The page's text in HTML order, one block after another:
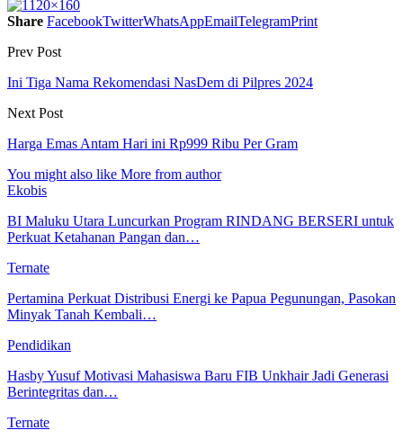
Share FacebookTwitterWhatsAppEmailTelegramPrint
Prev Post
Ini Tiga Nama Rekomendasi NasDem di Pilpres 2024
Next Post
Harga Emas Antam Hari ini Rp999 Ribu Per Gram
You might also like More from author
Ekobis
BI Maluku Utara Luncurkan Program RINDANG BERSERI untuk
Perkuat Ketahanan Pangan dan…
Ternate
Pertamina Perkuat Distribusi Energi ke Papua Pegunungan, Pasokan
Minyak Tanah Kembali…
Pendidikan
Hasby Yusuf Motivasi Mahasiswa Baru FIB Unkhair Jadi Generasi
Berintegritas dan…
Ternate